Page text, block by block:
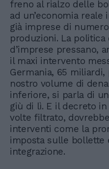
freno al rialzo delle
ad un’economia
già imprese di
produzioni. La
d’imprese pressano,
il maxi intervento
Germania, 65
nostro volume di
inferiore, si parla di
giù di lì. E il decreto
volte filtrato,
interventi come la
imposta sulle bollette
integrazione.